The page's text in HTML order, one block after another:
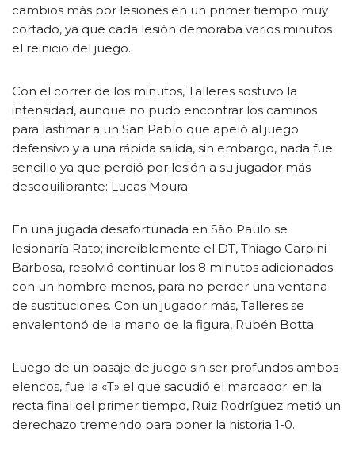
cambios más por lesiones en un primer tiempo muy
cortado, ya que cada lesión demoraba varios minutos
el reinicio del juego.
Con el correr de los minutos, Talleres sostuvo la
intensidad, aunque no pudo encontrar los caminos
para lastimar a un San Pablo que apeló al juego
defensivo y a una rápida salida, sin embargo, nada fue
sencillo ya que perdió por lesión a su jugador más
desequilibrante: Lucas Moura.
En una jugada desafortunada en São Paulo se
lesionaría Rato; increíblemente el DT, Thiago Carpini
Barbosa, resolvió continuar los 8 minutos adicionados
con un hombre menos, para no perder una ventana
de sustituciones. Con un jugador más, Talleres se
envalentonó de la mano de la figura, Rubén Botta.
Luego de un pasaje de juego sin ser profundos ambos
elencos, fue la «T» el que sacudió el marcador: en la
recta final del primer tiempo, Ruiz Rodríguez metió un
derechazo tremendo para poner la historia 1-0.